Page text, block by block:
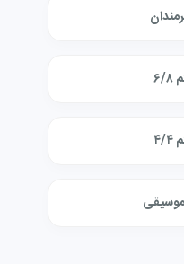
موسیقی